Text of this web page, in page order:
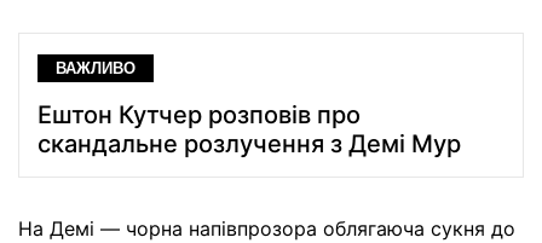
ВАЖЛИВО
Ештон Кутчер розповів про
скандальне розлучення з Демі Мур
На Демі — чорна напівпрозора облягаюча сукня до